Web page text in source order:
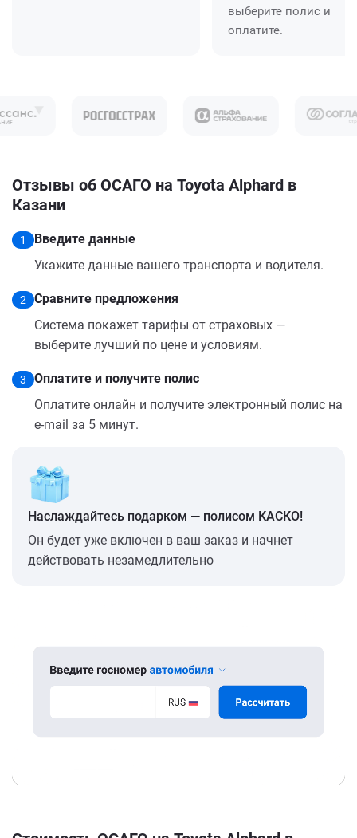
выберите полис и
оплатите.
Отзывы об ОСАГО на Toyota Alphard в
Казани
1
Введите данные
Укажите данные вашего транспорта и водителя.
2
Сравните предложения
Система покажет тарифы от страховых —
выберите лучший по цене и условиям.
3
Оплатите и получите полис
Оплатите онлайн и получите электронный полис на
e-mail за 5 минут.
Наслаждайтесь подарком — полисом КАСКО!
Он будет уже включен в ваш заказ и начнет
действовать незамедлительно